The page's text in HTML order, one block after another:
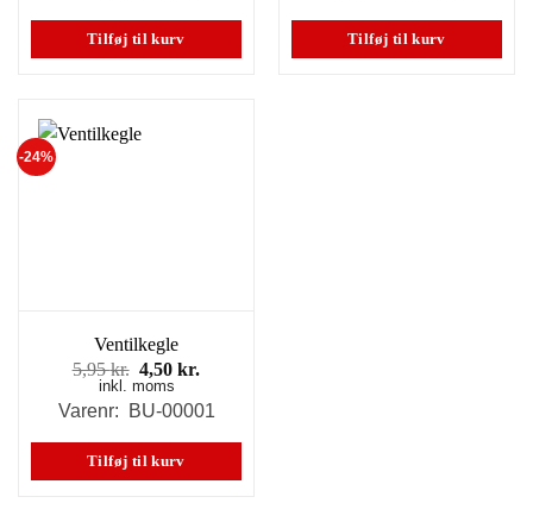
5,95 kr..4,00 kr..
Tilføj til kurv
5,95 kr..4,00 kr..
Tilføj til kurv
-24%
Ventilkegle
5,95kr. Den
oprindelige
pris
5,95 kr..
4,50kr.
pris
4,50 kr..
inkl. moms
Varenr: BU-00001
Tilføj til kurv